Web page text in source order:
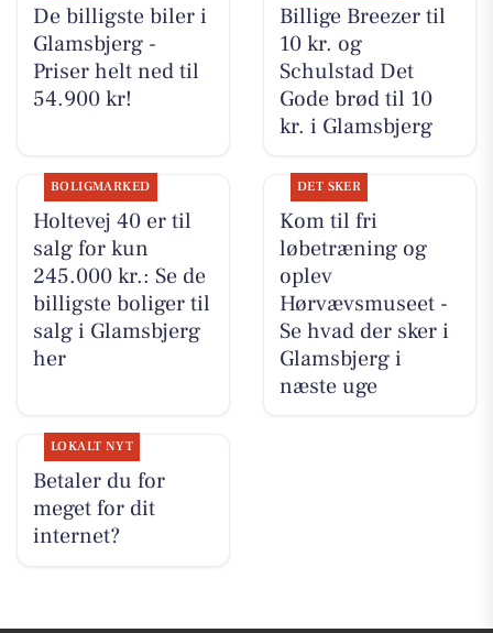
De billigste biler i
Glamsbjerg -
Priser helt ned til
54.900 kr!
Billige Breezer til
10 kr. og
Schulstad Det
Gode brød til 10
kr. i Glamsbjerg
BOLIGMARKED
Holtevej 40 er til
salg for kun
245.000 kr.: Se de
billigste boliger til
salg i Glamsbjerg
her
DET SKER
Kom til fri
løbetræning og
oplev
Hørvævsmuseet -
Se hvad der sker i
Glamsbjerg i
næste uge
LOKALT NYT
Betaler du for
meget for dit
internet?